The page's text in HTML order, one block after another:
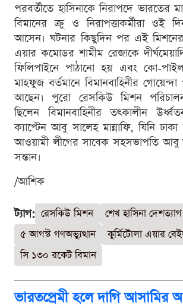
পরবর্তীতে হাসিনাকে নিরাপদে ভারতের
বিমানের ক্রু ও নিরাপত্তাকর্মীরা ওই
আসেন। ঘটনার কিছুদিন পর এই
এয়ার কমোডর শামীম রেজাকে
ফিলিপাইনে পাঠানো হয় এবং কো-
মাহফুজ বর্তমানে বিমানবাহিনীর
আছেন। পুরো রেসকিউ মিশন
ছিলেন বিমানবাহিনীর তৎকালীন
ক্যাপ্টেন আবু সালেহ মান্নাফি, যিনি
আওয়ামী লীগের সাবেক সহসভাপতি আবু
সন্তান।
/আশিক
ট্যাগ: রেসকিউ মিশন
শেখ হাসিনা দেশত্যাগ
৫ আগস্ট গণঅভ্যুত্থান
কুর্মিটোলা এয়ার
সি ১৩০ রকেট বিমান
ভারতপ্রেমী হলে দাগি আসামির